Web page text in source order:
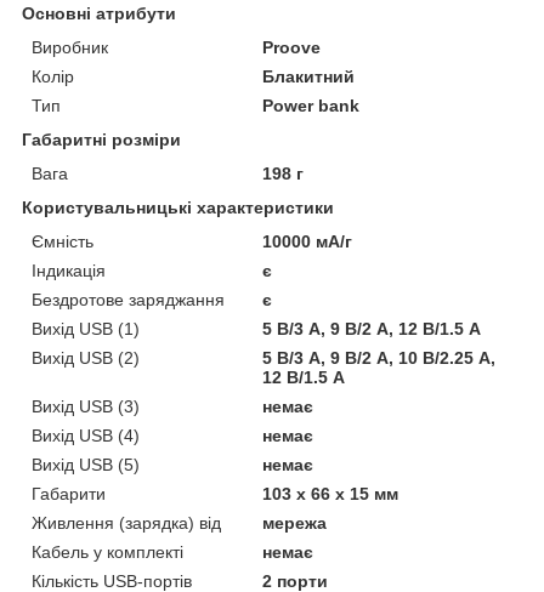
Основні атрибути
Виробник
Proove
Колір
Блакитний
Тип
Power bank
Габаритні розміри
Вага
198 г
Користувальницькі характеристики
Ємність
10000 мА/г
Індикація
є
Бездротове заряджання
є
Вихід USB (1)
5 В/3 A, 9 В/2 A, 12 В/1.5 A
Вихід USB (2)
5 В/3 A, 9 В/2 A, 10 В/2.25 A,
12 В/1.5 А
Вихід USB (3)
немає
Вихід USB (4)
немає
Вихід USB (5)
немає
Габарити
103 х 66 х 15 мм
Живлення (зарядка) від
мережа
Кабель у комплекті
немає
Кількість USB-портів
2 порти